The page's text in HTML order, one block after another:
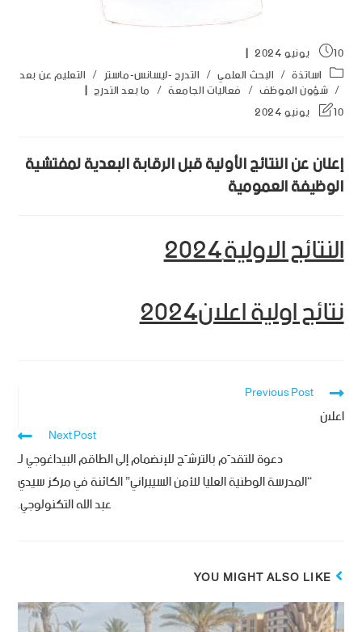
10 يونيو 2024
اساتذة / البحث العلمي / التدرج -ليسانس-ماستر / التعليم عن بعد
/ شؤون الموظف / فعاليات الجامعة / ما بعد التدرج
10 يونيو 2024
إعلان عن النتائج الأولية قبل الرقابة البعدية لمفتشية
الوظيفة العمومية
النتائج الاولية2024
نتائج اولية اعلان2024
Previous Post
اعلان
Next Post
دعوة للتقدّم بالترشّح للإنضمام إلى الطاقم البيداغوجي لـ
“المدرسة الوطنية العليا للأمن السيبراني” الكائنة في مركز سيدي
عبد الله التكنولوجي.
YOU MIGHT ALSO LIKE